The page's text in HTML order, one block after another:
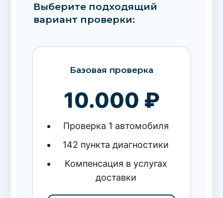
Выберите подходящий
вариант проверки:
Базовая проверка
10.000 ₽
Проверка 1 автомобиля
142 пункта диагностики
Компенсация в услугах
доставки